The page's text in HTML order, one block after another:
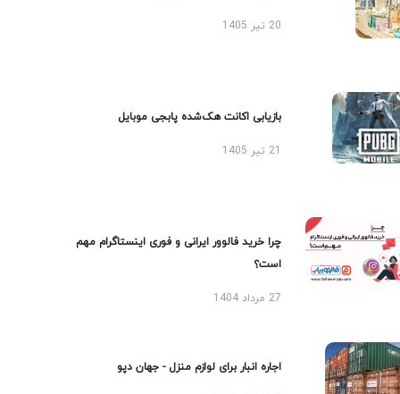
20 تیر 1405
بازیابی اکانت هک‌شده پابجی موبایل
چرا خرید فالوور ایرانی و فوری اینستاگرام مهم
است؟
27 مرداد 1404
اجاره انبار برای لوازم منزل - جهان دپو